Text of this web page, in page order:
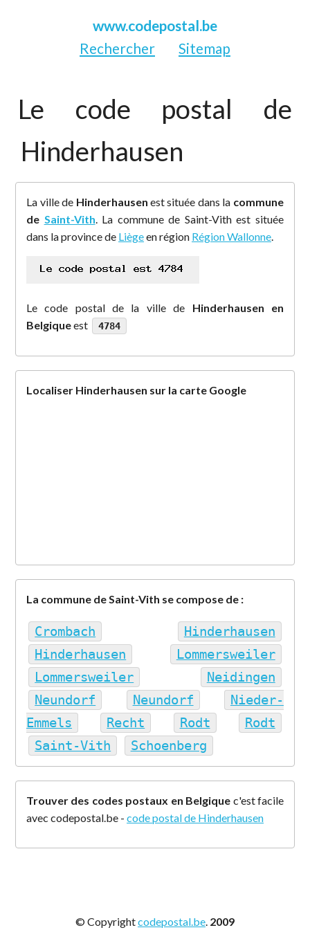
www.codepostal.be
Rechercher
Sitemap
Le code postal de
Hinderhausen
La ville de Hinderhausen est située dans la commune
de Saint-Vith . La commune de Saint-Vith est située
dans la province de Liègeen région Région Wallonne
Le code postal de la ville de Hinderhausen en
Belgiqueest 4784
Localiser Hinderhausen sur la carte Google
La commune de Saint-Vith se compose de :
Crombach
Hinderhausen
Hinderhausen
Lommersweiler
Lommersweiler
Neidingen
Neundorf
Neundorf
Nieder-
Emmels
Recht Rodt
Rodt
Saint-Vith
Schoenberg
Trouver des codes postaux en Belgique c'est facile
avec codepostal.be -code postal de Hinderhausen
© Copyrightcodepostal.be. 2009